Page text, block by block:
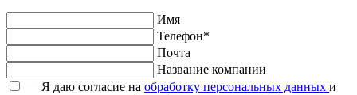
Имя
Телефон*
Почта
Название компании
Я даю согласие на обработку персональных данных и